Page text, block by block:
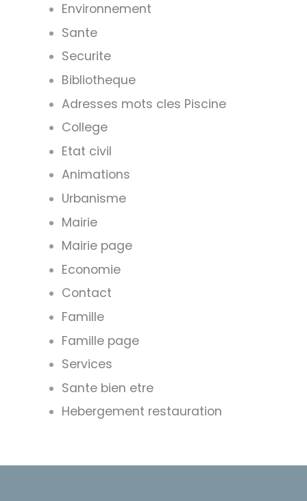
Environnement
Sante
Securite
Bibliotheque
Adresses mots cles Piscine
College
Etat civil
Animations
Urbanisme
Mairie
Mairie page
Economie
Contact
Famille
Famille page
Services
Sante bien etre
Hebergement restauration